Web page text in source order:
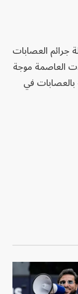
جرائم العصابات
العاصمة موجة
في